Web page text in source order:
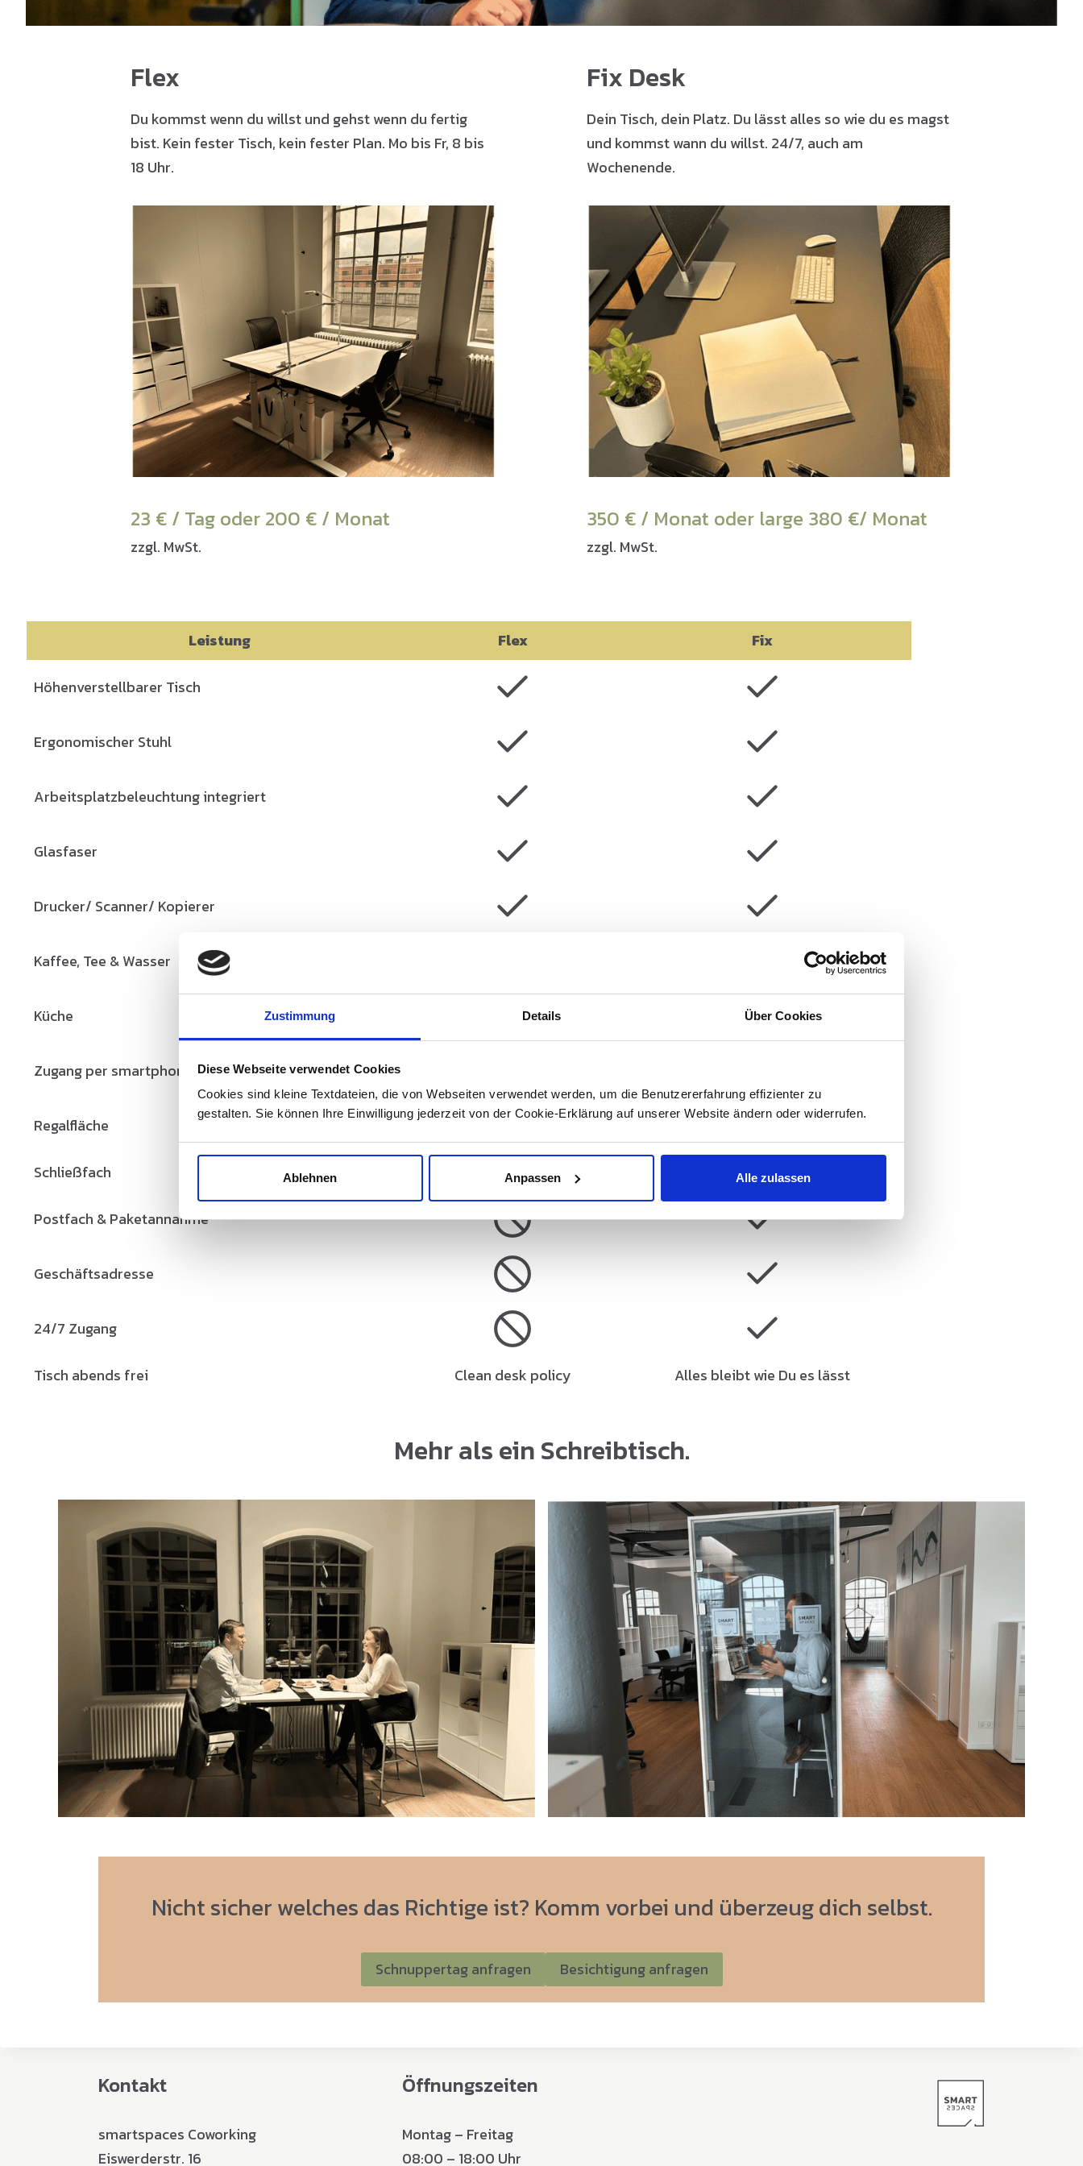
Zustimmung Details Über Cookies
Diese Webseite verwendet Cookies
Cookies sind kleine Textdateien, die von Webseiten verwendet werden, um die Benutzererfahrung effizienter zu
gestalten. Sie können Ihre Einwilligung jederzeit von der Cookie-Erklärung auf unserer Website ändern oder widerrufen.
Ablehnen Anpassen Alle zulassen
Flex
Du kommst wenn du willst und gehst wenn du fertig
bist. Kein fester Tisch, kein fester Plan. Mo bis Fr, 8 bis
18 Uhr.
23 € / Tag oder 200 € / Monat
zzgl. MwSt.
Fix Desk
Dein Tisch, dein Platz. Du lässt alles so wie du es magst
und kommst wann du willst. 24/7, auch am
Wochenende.
350 € / Monat oder large 380 €/ Monat
zzgl. MwSt.
Leistung Flex Fix
Höhenverstellbarer Tisch
Ergonomischer Stuhl
Arbeitsplatzbeleuchtung integriert
Glasfaser
Drucker/ Scanner/ Kopierer
Kaffee, Tee & Wasser
Küche
Zugang per smartphone
Regalfläche begrenzt
Schließfach gegen Aufpreis gegen Aufpreis
Postfach & Paketannahme
Geschäftsadresse
24/7 Zugang
Tisch abends frei Clean desk policy Alles bleibt wie Du es lässt
Mehr als ein Schreibtisch.
Nicht sicher welches das Richtige ist? Komm vorbei und überzeug dich selbst.
Schnuppertag anfragen Besichtigung anfragen
Kontakt
smartspaces Coworking
Eiswerderstr. 16
Öffnungszeiten
Montag – Freitag
08:00 – 18:00 Uhr